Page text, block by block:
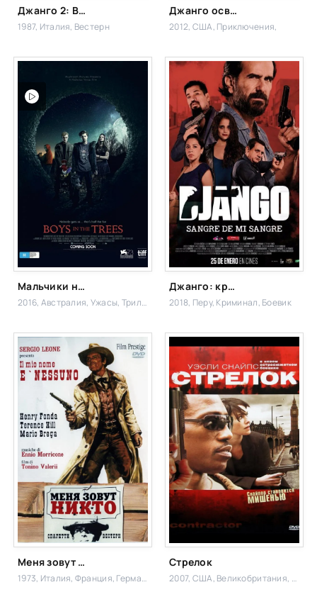
Джанго 2: Возвращение
1987, Италия, Вестерн
Джанго освобожденный
2012, США, Приключения,
Мальчики на деревьях
2016, Австралия, Ужасы, Триллер,
Джанго: кровь моей крови
2018, Перу, Криминал, Боевик
Меня зовут Никто
1973, Италия, Франция, Германия (ФРГ), Вестерн, Комедия
Стрелок
2007, США, Великобритания, Болгария,